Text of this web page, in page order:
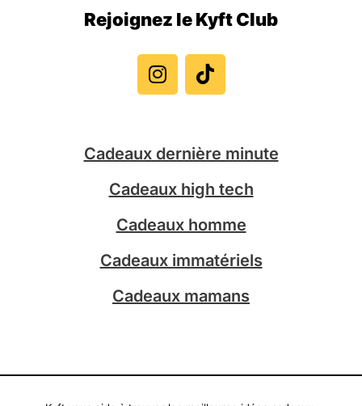
Rejoignez le Kyft Club
n
s
t
r
a
m
i
k
t
Cadeaux dernière minute
Cadeaux high tech
Cadeaux homme
Cadeaux immatériels
Cadeaux mamans